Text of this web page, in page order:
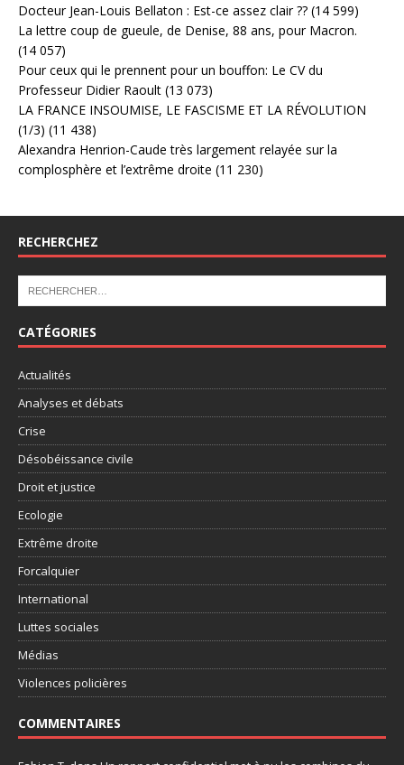
Docteur Jean-Louis Bellaton : Est-ce assez clair ?? (14 599)
La lettre coup de gueule, de Denise, 88 ans, pour Macron.
(14 057)
Pour ceux qui le prennent pour un bouffon: Le CV du
Professeur Didier Raoult (13 073)
LA FRANCE INSOUMISE, LE FASCISME ET LA RÉVOLUTION
(1/3) (11 438)
Alexandra Henrion-Caude très largement relayée sur la
complosphère et l’extrême droite (11 230)
RECHERCHEZ
CATÉGORIES
Actualités
Analyses et débats
Crise
Désobéissance civile
Droit et justice
Ecologie
Extrême droite
Forcalquier
International
Luttes sociales
Médias
Violences policières
COMMENTAIRES